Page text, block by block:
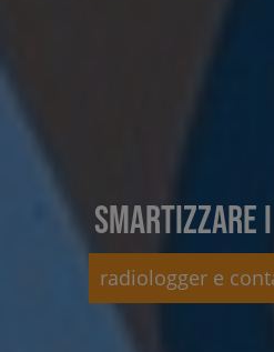
SMARTIZZARE
radiologger e